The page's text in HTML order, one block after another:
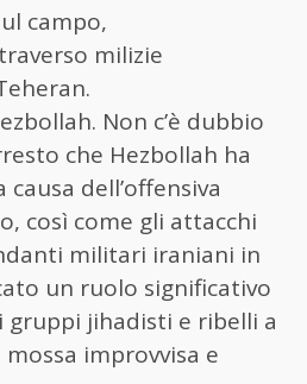
campo,
milizie
Non c’è dubbio
che Hezbollah ha
dell’offensiva
così come gli attacchi
militari iraniani in
un ruolo significativo
gruppi jihadisti e ribelli a
improvvisa e